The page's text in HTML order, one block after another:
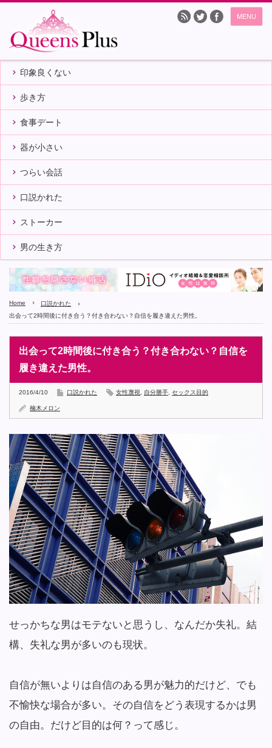
MENU
印象良くない
歩き方
食事デート
器が小さい
つらい会話
口説かれた
ストーカー
男の生き方
Home
口説かれた
出会って2時間後に付き合う？付き合わない？自信を履き違えた男性。
出会って2時間後に付き合う？付き合わない？自信を
履き違えた男性。
2016/4/10 口説かれた 女性蔑視 自分勝手 セックス目的
楠木メロン
せっかちな男はモテないと思うし、なんだか失礼。結
構、失礼な男が多いのも現状。
自信が無いよりは自信のある男が魅力的だけど、でも
不愉快な場合が多い。その自信をどう表現するかは男
の自由。だけど目的は何？って感じ。